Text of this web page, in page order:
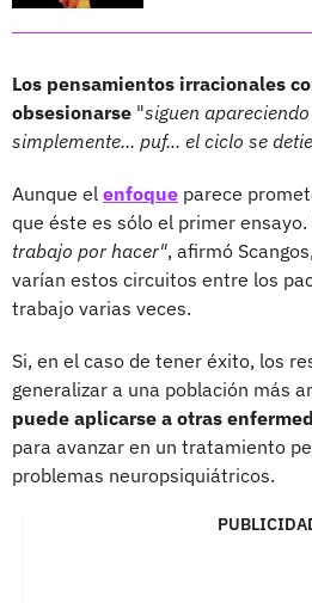
Los pensamientos irracionales
obsesionarse "siguen
simplemente... puf... el ciclo se
Aunque el enfoque parece
que éste es sólo el primer ensayo.
trabajo por hacer", afirmó
varían estos circuitos entre los
trabajo varias veces.
Si, en el caso de tener éxito, los
generalizar a una población más
puede aplicarse a otras
para avanzar en un tratamiento
problemas neuropsiquiátricos.